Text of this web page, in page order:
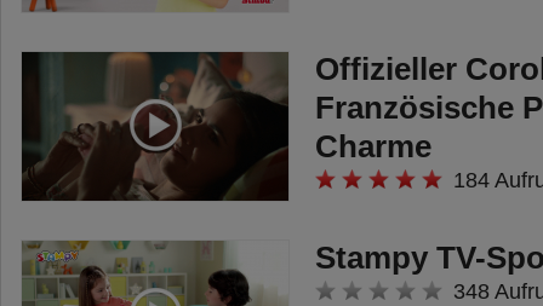
Offizieller
Französische
Charme
184
Stampy TV-
348